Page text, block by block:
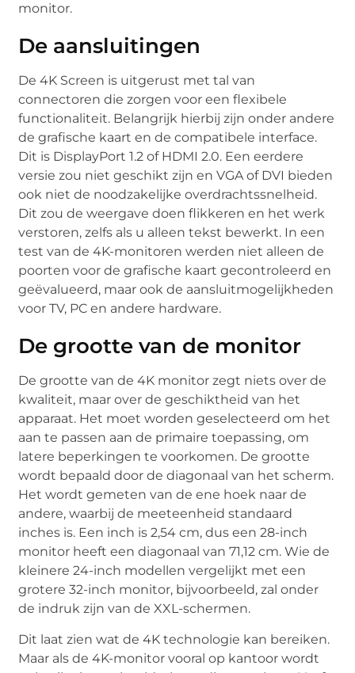
monitor.
De aansluitingen
De 4K Screen is uitgerust met tal van
connectoren die zorgen voor een flexibele
functionaliteit. Belangrijk hierbij zijn onder andere
de grafische kaart en de compatibele interface.
Dit is DisplayPort 1.2 of HDMI 2.0. Een eerdere
versie zou niet geschikt zijn en VGA of DVI bieden
ook niet de noodzakelijke overdrachtssnelheid.
Dit zou de weergave doen flikkeren en het werk
verstoren, zelfs als u alleen tekst bewerkt. In een
test van de 4K-monitoren werden niet alleen de
poorten voor de grafische kaart gecontroleerd en
geëvalueerd, maar ook de aansluitmogelijkheden
voor TV, PC en andere hardware.
De grootte van de monitor
De grootte van de 4K monitor zegt niets over de
kwaliteit, maar over de geschiktheid van het
apparaat. Het moet worden geselecteerd om het
aan te passen aan de primaire toepassing, om
latere beperkingen te voorkomen. De grootte
wordt bepaald door de diagonaal van het scherm.
Het wordt gemeten van de ene hoek naar de
andere, waarbij de meeteenheid standaard
inches is. Een inch is 2,54 cm, dus een 28-inch
monitor heeft een diagonaal van 71,12 cm. Wie de
kleinere 24-inch modellen vergelijkt met een
grotere 32-inch monitor, bijvoorbeeld, zal onder
de indruk zijn van de XXL-schermen.
Dit laat zien wat de 4K technologie kan bereiken.
Maar als de 4K-monitor vooral op kantoor wordt